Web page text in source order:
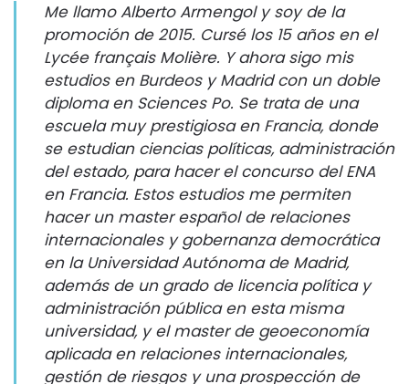
Me llamo Alberto Armengol y soy de la
promoción de 2015. Cursé los 15 años en el
Lycée français Molière. Y ahora sigo mis
estudios en Burdeos y Madrid con un doble
diploma en Sciences Po. Se trata de una
escuela muy prestigiosa en Francia, donde
se estudian ciencias políticas, administración
del estado, para hacer el concurso del ENA
en Francia. Estos estudios me permiten
hacer un master español de relaciones
internacionales y gobernanza democrática
en la Universidad Autónoma de Madrid,
además de un grado de licencia política y
administración pública en esta misma
universidad, y el master de geoeconomía
aplicada en relaciones internacionales,
gestión de riesgos y una prospección de